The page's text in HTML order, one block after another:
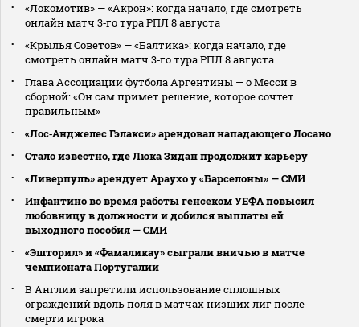
«Локомотив» — «Акрон»: когда начало, где смотреть
онлайн матч 3‑го тура РПЛ 8 августа
«Крылья Советов» — «Балтика»: когда начало, где
смотреть онлайн матч 3‑го тура РПЛ 8 августа
Глава Ассоциации футбола Аргентины — о Месси в
сборной: «Он сам примет решение, которое сочтет
правильным»
«Лос‑Анджелес Гэлакси» арендовал нападающего Лосано
Стало известно, где Люка Зидан продолжит карьеру
«Ливерпуль» арендует Араухо у «Барселоны» — СМИ
Инфантино во время работы генсеком УЕФА повысил
любовницу в должности и добился выплаты ей
выходного пособия — СМИ
«Эшторил» и «Фамаликау» сыграли вничью в матче
чемпионата Португалии
В Англии запретили использование сплошных
ограждений вдоль поля в матчах низших лиг после
смерти игрока